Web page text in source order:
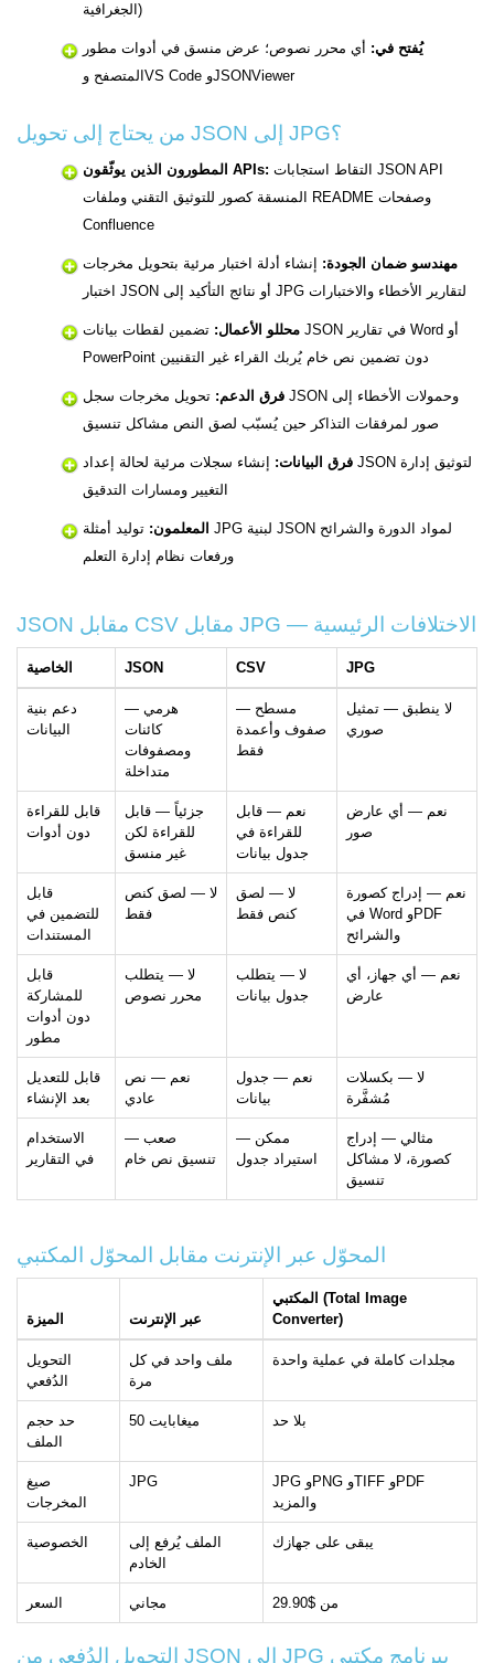
الجغرافية)
يُفتح في: أي محرر نصوص؛ عرض منسق في أدوات مطور
المتصفح وVS Code وJSONViewer
من يحتاج إلى تحويل JSON إلى JPG؟
المطورون الذين يوثّقون APIs:
المنسقة كصور للتوثيق التقني وملفات README وصفحات
Confluence
مهندسو ضمان الجودة: إنشاء أدلة اختبار مرئية بتحويل مخرجات
اختبار JSON أو نتائج التأكيد إلى JPG لتقارير الأخطاء والاختبارات
محللو الأعمال: تضمين لقطات بيانات JSON في تقارير Word أو
PowerPoint دون تضمين نص خام يُربك القراء غير التقنيين
فرق الدعم: تحويل مخرجات سجل JSON وحمولات الأخطاء إلى
صور لمرفقات التذاكر حين يُسبّب لصق النص مشاكل تنسيق
فرق البيانات: إنشاء سجلات مرئية لحالة إعداد JSON لتوثيق إدارة
التغيير ومسارات التدقيق
المعلمون: توليد أمثلة JPG لبنية JSON لمواد الدورة والشرائح
ورفعات نظام إدارة التعلم
JSON مقابل CSV مقابل JPG — الاختلافات الرئيسية
الخاصية JSON CSV JPG
دعم بنية
البيانات
هرمي —
كائنات
ومصفوفات
متداخلة
مسطح —
صفوف وأعمدة
فقط
لا ينطبق — تمثيل
صوري
قابل للقراءة
دون أدوات
جزئياً — قابل
للقراءة لكن
غير منسق
نعم — قابل
للقراءة في
جدول بيانات
نعم — أي عارض
صور
قابل
للتضمين في
المستندات
لا — لصق كنص
فقط
لا — لصق
كنص فقط
نعم — إدراج كصورة
في Word وPDF
والشرائح
قابل
للمشاركة
دون أدوات
مطور
لا — يتطلب
محرر نصوص
لا — يتطلب
جدول بيانات
نعم — أي جهاز، أي
عارض
قابل للتعديل
بعد الإنشاء
نعم — نص
عادي
نعم — جدول
بيانات
لا — بكسلات
مُشفَّرة
الاستخدام
في التقارير
صعب —
تنسيق نص خام
ممكن —
استيراد جدول
مثالي — إدراج
كصورة، لا مشاكل
تنسيق
المحوّل عبر الإنترنت مقابل المحوّل المكتبي
الميزة عبر الإنترنت
المكتبي (Total Image
Converter)
التحويل
الدُفعي
ملف واحد في كل
مرة
مجلدات كاملة في عملية واحدة
حد حجم
الملف
50 ميغابايت بلا حد
صيغ
المخرجات
JPG
JPG وPNG وTIFF وPDF
والمزيد
الخصوصية
الملف يُرفع إلى
الخادم
يبقى على جهازك
السعر مجاني من $29.90
التحويل الدُفعي من JSON إلى JPG ببرنامج مكتبي